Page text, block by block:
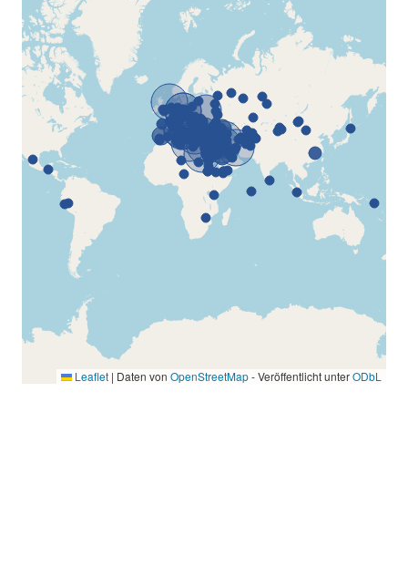
Leaflet | Daten von OpenStreetMap- Veröffentlicht unterODbL